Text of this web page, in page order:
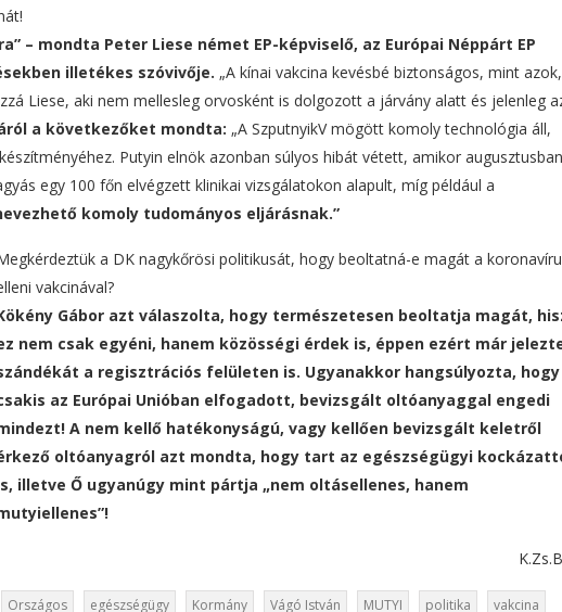
– mondta Peter Liese német EP-képviselő, az Európai Néppárt EP
illetékes szóvivője. „A kínai vakcina kevésbé biztonságos, mint azok,
Liese, aki nem mellesleg orvosként is dolgozott a járvány alatt és jelenleg
a következőket mondta: „A SzputnyikV mögött komoly technológia áll,
Putyin elnök azonban súlyos hibát vétett, amikor augusztusban
egy 100 főn elvégzett klinikai vizsgálatokon alapult, míg például a
komoly tudományos eljárásnak.”
a DK nagykőrösi politikusát, hogy beoltatná-e magát a
vakcinával?
Gábor azt válaszolta, hogy természetesen beoltatja magát,
nem csak egyéni, hanem közösségi érdek is, éppen ezért már
a regisztrációs felületen is. Ugyanakkor hangsúlyozta, hogy
az Európai Unióban elfogadott, bevizsgált oltóanyaggal engedi
A nem kellő hatékonyságú, vagy kellően bevizsgált keletről
oltóanyagról azt mondta, hogy tart az egészségügyi
illetve Ő ugyanúgy mint pártja „nem oltásellenes, hanem
Országos egészségügy Kormány Vágó István MUTYI politika
vakcina